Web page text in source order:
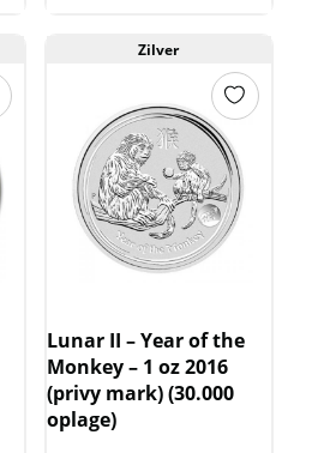
Zilver
Lunar II – Year of the
Monkey – 1 oz 2016
(privy mark) (30.000
oplage)